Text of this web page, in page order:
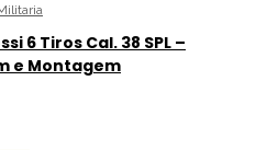
6 Tiros Cal. 38 SPL –
e Montagem